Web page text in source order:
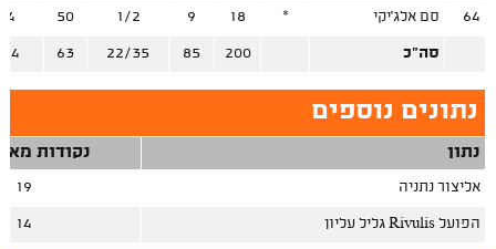
64 סם אלג'יקי *
18
9
1/2
50
4
סה"כ 200
85
22/35
63
נתונים נוספים
נתון נקודות
אליצור נתניה 19
הפועל Rivulis גליל עליון 14